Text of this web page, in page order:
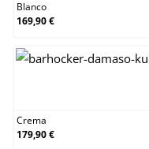
Blanco
169,90 €
Crema
179,90 €